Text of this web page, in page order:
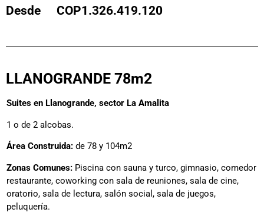
Desde COP1.326.419.120
LLANOGRANDE 78m2
Suites en Llanogrande, sector La Amalita
1 o de 2 alcobas.
Área Construida: de 78 y 104m2
Zonas Comunes: Piscina con sauna y turco, gimnasio, comedor
restaurante, coworking con sala de reuniones, sala de cine,
oratorio, sala de lectura, salón social, sala de juegos,
peluquería.